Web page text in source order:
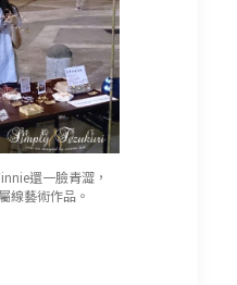
還一臉青澀，
線藝術作品。